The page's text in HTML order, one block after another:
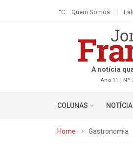
°C Quem Somos
A notícia
Ano 11 | Nº
COLUNAS
Home Gastronomia